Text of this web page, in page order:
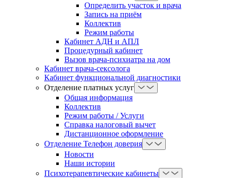
Определить участок и врача
Запись на приём
Коллектив
Режим работы
Кабинет АДН и АПЛ
Процедурный кабинет
Вызов врача-психиатра на дом
Кабинет врача-сексолога
Кабинет функциональной диагностики
Отделение платных услуг
Общая информация
Коллектив
Режим работы / Услуги
Справка налоговый вычет
Дистанционное оформление
Отделение Телефон доверия
Новости
Наши истории
Психотерапевтические кабинеты